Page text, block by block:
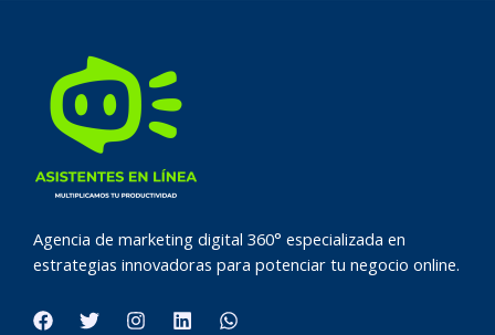
Agencia de marketing digital 360° especializada en
estrategias innovadoras para potenciar tu negocio online.